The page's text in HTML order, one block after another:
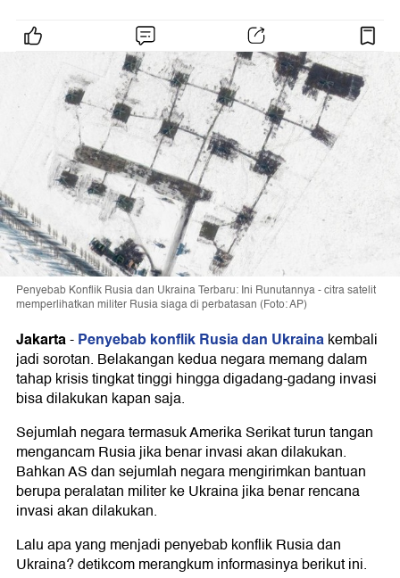
Penyebab Konflik Rusia dan Ukraina Terbaru: Ini Runutannya - citra satelit
memperlihatkan militer Rusia siaga di perbatasan (Foto: AP)
Jakarta-Penyebab konflik Rusia dan Ukrainakembali
jadi sorotan. Belakangan kedua negara memang dalam
tahap krisis tingkat tinggi hingga digadang-gadang invasi
bisa dilakukan kapan saja.
Sejumlah negara termasuk Amerika Serikat turun tangan
mengancam Rusia jika benar invasi akan dilakukan.
Bahkan AS dan sejumlah negara mengirimkan bantuan
berupa peralatan militer ke Ukraina jika benar rencana
invasi akan dilakukan.
Lalu apa yang menjadi penyebab konflik Rusia dan
Ukraina? detikcom merangkum informasinya berikut ini.